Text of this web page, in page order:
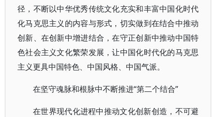
径，不断以中华优秀传统文化充实和丰富中国化时代
化马克思主义的内容与形式，切实做到在结合中推动
创新、在创新中增进结合，在守正创新中推动中国特
色社会主义文化繁荣发展，让中国化时代化的马克思
主义更具中国特色、中国风格、中国气派。
在坚守魂脉和根脉中不断推进“第二个结合”
在世界现代化进程中推动文化创新创造，不可避